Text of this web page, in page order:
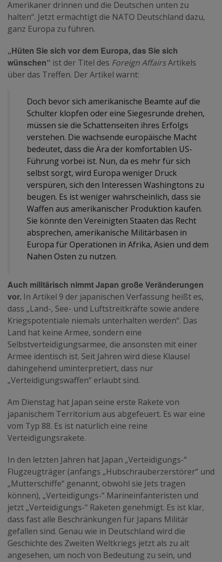
Amerikaner drinnen und die Deutschen unten zu
halten“. Jetzt ermächtigt die NATO Deutschland dazu,
ganz Europa zu führen.
„Hüten Sie sich vor dem Europa, das Sie sich
wünschen“ ist der Titel des Foreign AffairsArtikels
über das Treffen. Der Artikel warnt:
Doch bevor sich amerikanische Beamte auf die
Schulter klopfen oder eine Siegesrunde drehen,
müssen sie die Schattenseiten ihres Erfolgs
verstehen. Die wachsende europäische Macht
bedeutet, dass die Ära der komfortablen US-
Führung vorbei ist. Nun, da es mehr für sich
selbst sorgt, wird Europa weniger Druck
verspüren, sich den Interessen Washingtons zu
beugen. Es ist weniger wahrscheinlich, dass sie
Waffen aus amerikanischer Produktion kaufen.
Sie könnte den Vereinigten Staaten das Recht
absprechen, amerikanische Militärbasen in
Europa für Operationen in Afrika, Asien und dem
Nahen Osten zu nutzen.
Auch militärisch nimmt Japan große Veränderungen
vor. In Artikel 9 der japanischen Verfassung heißt es,
dass „Land-, See- und Luftstreitkräfte sowie andere
Kriegspotentiale niemals unterhalten werden“. Das
Land hat keine Armee, sondern eine
Selbstverteidigungsarmee, die ansonsten mit einer
Armee identisch ist. Seit Jahren wird diese Klausel
dahingehend uminterpretiert, dass nur
„Verteidigungswaffen“ erlaubt sind.
Am Dienstag hat Japan seine erste Rakete von
japanischem Territorium aus abgefeuert. Es war eine
vom Typ 88. Es ist natürlich eine reine
Verteidigungsrakete.
In den letzten Jahren hat Japan „Verteidigungs-“
Flugzeugträger (anfangs „Hubschrauberzerstörer“ und
„Mutterschiffe“ genannt, obwohl sie Jets tragen
können), „Verteidigungs-“ Marineinfanteristen und
jetzt „Verteidigungs-“ Raketen genehmigt. Es ist klar,
dass fast alle Beschränkungen für Japans Militär
gefallen sind. Genau wie in Deutschland wird die
Geschichte des Zweiten Weltkriegs jetzt als zu alt
angesehen, um noch von Bedeutung zu sein, und